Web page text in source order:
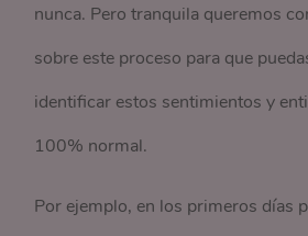
nunca. Pero tranquila queremos
sobre este proceso para que
identificar estos sentimientos y
100% normal.
Por ejemplo, en los primeros días